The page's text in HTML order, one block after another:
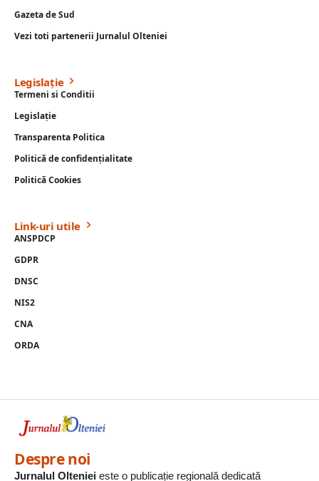
Gazeta de Sud
Vezi toti partenerii Jurnalul Olteniei
Legislație
Termeni si Conditii
Legislație
Transparenta Politica
Politică de confidențialitate
Politică Cookies
Link-uri utile
ANSPDCP
GDPR
DNSC
NIS2
CNA
ORDA
Despre noi
Jurnalul Olteniei este o publicație regională dedicată